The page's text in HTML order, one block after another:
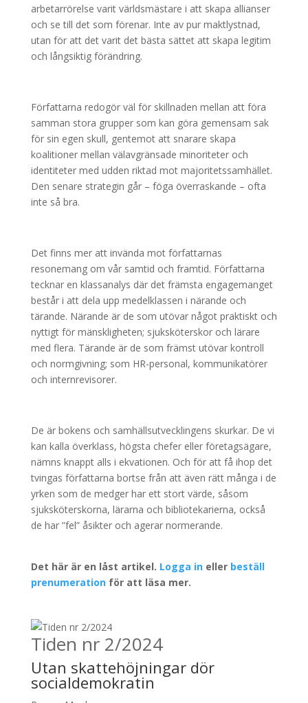
arbetarrörelse varit världsmästare i att skapa allianser
och se till det som förenar. Inte av pur maktlystnad,
utan för att det varit det bästa sättet att skapa legitim
och långsiktig förändring.
Författarna redogör väl för skillnaden mellan att föra
samman stora grupper som kan göra gemensam sak
för sin egen skull, gentemot att snarare skapa
koalitioner mellan välavgränsade minoriteter och
identiteter med udden riktad mot majoritetssamhället.
Den senare strategin går – föga överraskande – ofta
inte så bra.
Det finns mer att invända mot författarnas
resonemang om vår samtid och framtid. Författarna
tecknar en klassanalys där det främsta engagemanget
består i att dela upp medelklassen i närande och
tärande. Närande är de som utövar något praktiskt och
nyttigt för mänskligheten; sjuksköterskor och lärare
med flera. Tärande är de som främst utövar kontroll
och normgivning; som HR-personal, kommunikatörer
och internrevisorer.
De är bokens och samhällsutvecklingens skurkar. De vi
kan kalla överklass, högsta chefer eller företagsägare,
nämns knappt alls i ekvationen. Och för att få ihop det
tvingas författarna bortse från att även rätt många i de
yrken som de medger har ett stort värde, såsom
sjuksköterskorna, lärarna och bibliotekarierna, också
de har ”fel” åsikter och agerar normerande.
Det här är en låst artikel. Logga ineller beställ
prenumerationför att läsa mer.
Tiden nr 2/2024
Utan skattehöjningar dör
socialdemokratin